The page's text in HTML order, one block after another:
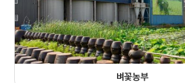
벼꽃농부